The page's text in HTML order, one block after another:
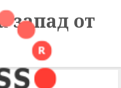
запад от